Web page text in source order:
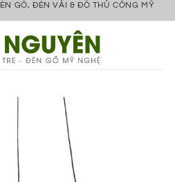
GỖ, ĐÈN VẢI & ĐỒ THỦ CÔNG MỸ